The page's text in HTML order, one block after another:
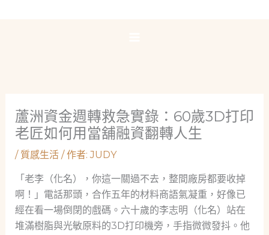
蘆洲資金週轉救急實錄：60歲3D打印
老匠如何用當舖融資翻轉人生
/ 質感生活/ 作者:JUDY
「老李（化名），你這一關過不去，整間廠房都要收掉
啊！」電話那頭，合作五年的材料商語氣凝重，好像已
經在看一場倒閉的戲碼。六十歲的李志明（化名）站在
堆滿樹脂與光敏原料的3D打印機旁，手指微微發抖。他